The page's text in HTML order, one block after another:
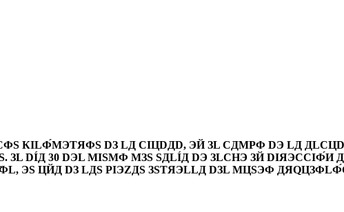
КILФ́MЭTЯФS DЗ LД CIЦDДD, ЭЙ ЗL CДMPФ DЭ LД
DÍД 30 DЭL MISMФ MЗS SДLÍД DЭ ЗLCHЭ ЗЙ DIЯЭCCIФ́И
ЭS ЦЙД DЗ LДS PIЭZДS ЗSTЯЭLLД DЗL MЦSЭФ